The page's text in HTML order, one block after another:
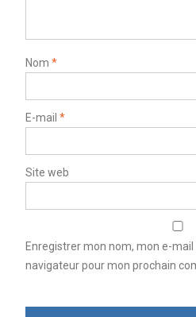
Nom *
E-mail *
Site web
Enregistrer mon nom, mon e-
navigateur pour mon prochain